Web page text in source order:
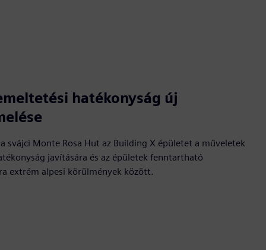
hatékonyság új
svájci Monte Rosa Hut az Building X épületet a műveletek
javítására és az épületek fenntartható
extrém alpesi körülmények között.